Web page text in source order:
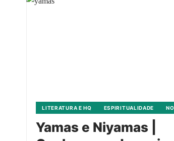
LITERATURA E HQ ESPIRITUALIDADE
Yamas e Niyamas |